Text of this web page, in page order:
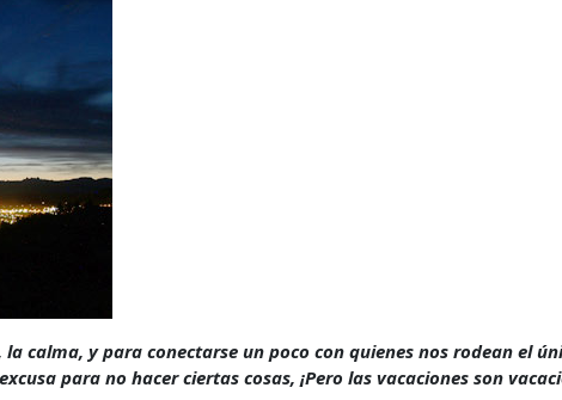
calma, y para conectarse un poco con quienes nos rodean el
para no hacer ciertas cosas, ¡Pero las vacaciones son